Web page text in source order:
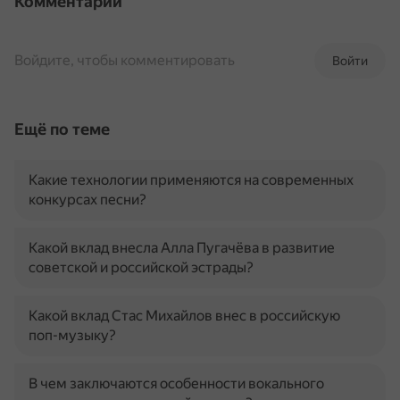
Войти
Войдите, чтобы комментировать
Ещё по теме
Какие технологии применяются на современных
конкурсах песни?
Какой вклад внесла Алла Пугачёва в развитие
советской и российской эстрады?
Какой вклад Стас Михайлов внес в российскую
поп-музыку?
В чем заключаются особенности вокального